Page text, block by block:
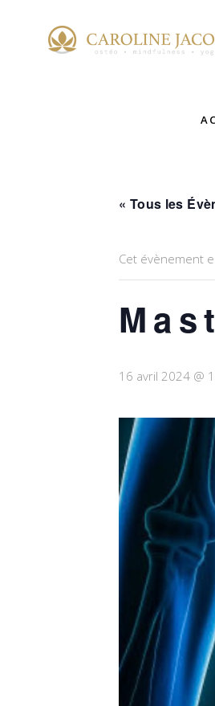
« Tous les
Cet évènement
16 avril 2024 @